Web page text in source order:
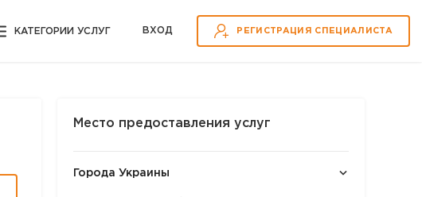
КАТЕГОРИИ УСЛУГ ВХOД РЕГИСТРАЦИЯ СПЕЦИАЛИСТА
Место предоставления услуг
Города Украины